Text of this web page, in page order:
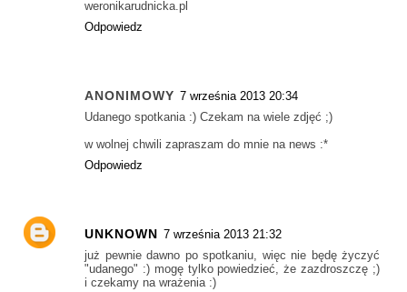
weronikarudnicka.pl
Odpowiedz
ANONIMOWY 7 września 2013 20:34
Udanego spotkania :) Czekam na wiele zdjęć ;)
w wolnej chwili zapraszam do mnie na news :*
Odpowiedz
UNKNOWN 7 września 2013 21:32
już pewnie dawno po spotkaniu, więc nie będę życzyć
"udanego" :) mogę tylko powiedzieć, że zazdroszczę ;)
i czekamy na wrażenia :)